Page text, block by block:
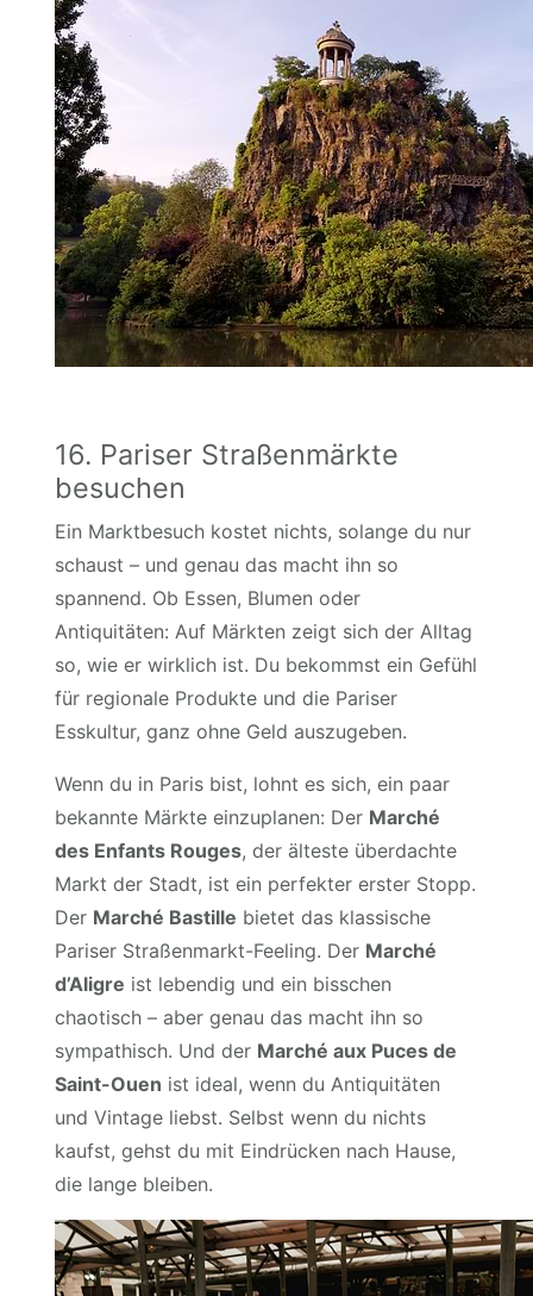
16. Pariser Straßenmärkte
besuchen
Ein Marktbesuch kostet nichts, solange du nur
schaust – und genau das macht ihn so
spannend. Ob Essen, Blumen oder
Antiquitäten: Auf Märkten zeigt sich der Alltag
so, wie er wirklich ist. Du bekommst ein Gefühl
für regionale Produkte und die Pariser
Esskultur, ganz ohne Geld auszugeben.
Wenn du in Paris bist, lohnt es sich, ein paar
bekannte Märkte einzuplanen: Der Marché
des Enfants Rouges, der älteste überdachte
Markt der Stadt, ist ein perfekter erster Stopp.
Der Marché Bastille bietet das klassische
Pariser Straßenmarkt-Feeling. Der Marché
d’Aligre ist lebendig und ein bisschen
chaotisch – aber genau das macht ihn so
sympathisch. Und der Marché aux Puces de
Saint-Ouen ist ideal, wenn du Antiquitäten
und Vintage liebst. Selbst wenn du nichts
kaufst, gehst du mit Eindrücken nach Hause,
die lange bleiben.